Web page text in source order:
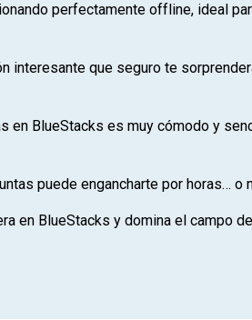
perfectamente offline, ideal
interesante que seguro te
BlueStacks es muy cómodo y
puede engancharte por horas… o
en BlueStacks y domina el campo